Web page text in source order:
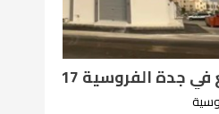
جدة الفروسية 17 غرفة